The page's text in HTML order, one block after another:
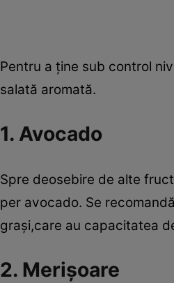
Pentru a ţine sub control
salată aromată.
1. Avocado
Spre deosebire de alte
per avocado. Se
graşi,care au capacitatea
2. Merişoare